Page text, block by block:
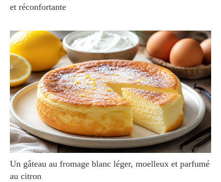
et réconfortante
Un gâteau au fromage blanc léger, moelleux et parfumé
au citron